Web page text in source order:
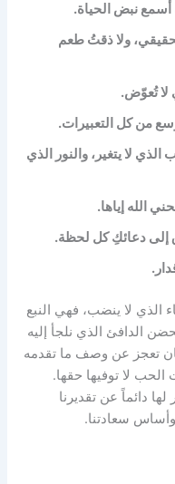
نبض الحياة.
ولا ذقتُ طعم
لا تُعوّض.
من كل التعبيرات.
لا يتغير، والنور الذي
الله إياها.
إلى دعائكِ كل لحظة.
الذي لا ينضب، فهي النبع
الدافئ الذي نلجأ إليه
تعجز عن وصف ما تقدمه
لا توفيها حقها.
دائماً عن تقديرنا
وأساس سعادتنا.